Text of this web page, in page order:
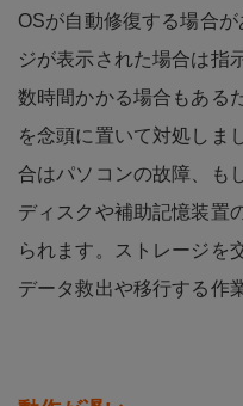
OSが自動修復する場合
ジが表示された場合は指
数時間かかる場合もある
を念頭に置いて対処しま
合はパソコンの故障、も
ディスクや補助記憶装置
られます。ストレージを
データ救出や移行する作